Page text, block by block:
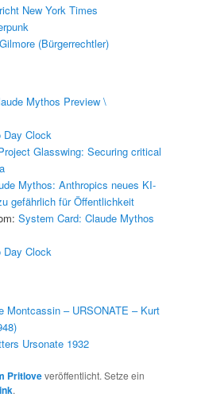
New York Times
(Bürgerrechtler)
Mythos Preview \
Day Clock
Glasswing: Securing critical
Mythos: Anthropics neues KI-
gefährlich für Öffentlichkeit
System Card: Claude Mythos
Day Clock
Montcassin – URSONATE – Kurt
Ursonate 1932
Pritloveveröffentlicht. Setze ein
.